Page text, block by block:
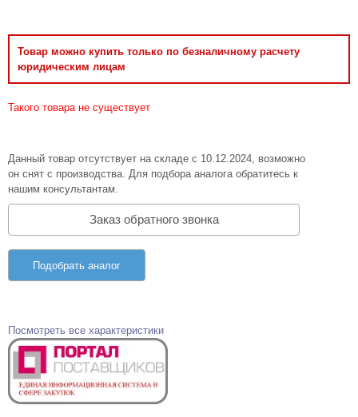
Товар можно купить только по безналичному расчету
юридическим лицам
Такого товара не существует
Данный товар отсутствует на складе с 10.12.2024, возможно
он снят с производства. Для подбора аналога обратитесь к
нашим консультантам.
Заказ обратного звонка
Подобрать аналог
Посмотреть все характеристики